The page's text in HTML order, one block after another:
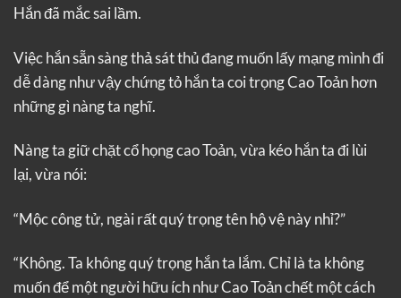
Hắn đã mắc sai lầm.
Việc hắn sẵn sàng thả sát thủ đang muốn lấy mạng mình đi
dễ dàng như vậy chứng tỏ hắn ta coi trọng Cao Toản hơn
những gì nàng ta nghĩ.
Nàng ta giữ chặt cổ họng cao Toản, vừa kéo hắn ta đi lùi
lại, vừa nói:
“Mộc công tử, ngài rất quý trọng tên hộ vệ này nhỉ?”
“Không. Ta không quý trọng hắn ta lắm. Chỉ là ta không
muốn để một người hữu ích như Cao Toản chết một cách